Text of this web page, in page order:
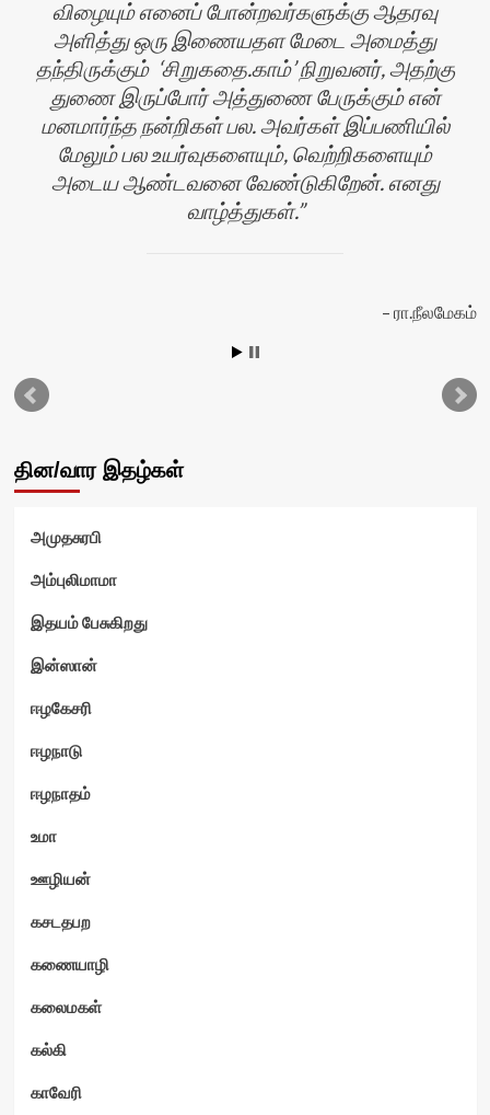
விழையும் எனைப் போன்றவர்களுக்கு ஆதரவு
அளித்து ஒரு இணையதள மேடை அமைத்து
தந்திருக்கும் ‘சிறுகதை.காம்’ நிறுவனர், அதற்கு
துணை இருப்போர் அத்துணை பேருக்கும் என்
மனமார்ந்த நன்றிகள் பல. அவர்கள் இப்பணியில்
மேலும் பல உயர்வுகளையும், வெற்றிகளையும்
அடைய ஆண்டவனை வேண்டுகிறேன். எனது
வாழ்த்துகள்.
ரா.நீலமேகம்
தின/வார இதழ்கள்
அமுதசுரபி
அம்புலிமாமா
இதயம் பேசுகிறது
இன்ஸான்
ஈழகேசரி
ஈழநாடு
ஈழநாதம்
உமா
ஊழியன்
கசடதபற
கணையாழி
கலைமகள்
கல்கி
காவேரி